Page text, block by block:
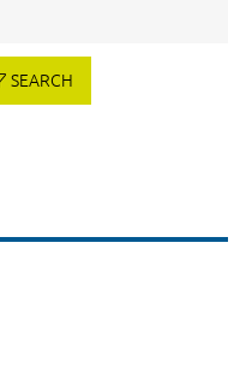
SEARCH